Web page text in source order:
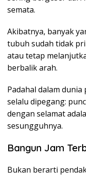
semata.
Akibatnya, banyak
tubuh sudah tidak
atau tetap
berbalik arah.
Padahal dalam
selalu dipegang:
dengan selamat
sesungguhnya.
Bangun Jam
Bukan berarti